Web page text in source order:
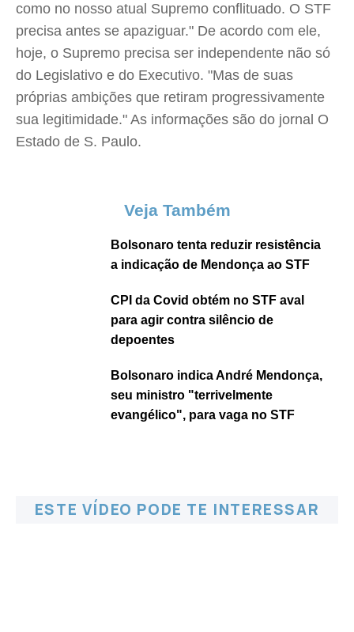
como no nosso atual Supremo conflituado. O STF
precisa antes se apaziguar." De acordo com ele,
hoje, o Supremo precisa ser independente não só
do Legislativo e do Executivo. "Mas de suas
próprias ambições que retiram progressivamente
sua legitimidade." As informações são do jornal O
Estado de S. Paulo.
Veja Também
Bolsonaro tenta reduzir resistência
a indicação de Mendonça ao STF
CPI da Covid obtém no STF aval
para agir contra silêncio de
depoentes
Bolsonaro indica André Mendonça,
seu ministro "terrivelmente
evangélico", para vaga no STF
ESTE VÍDEO PODE TE INTERESSAR